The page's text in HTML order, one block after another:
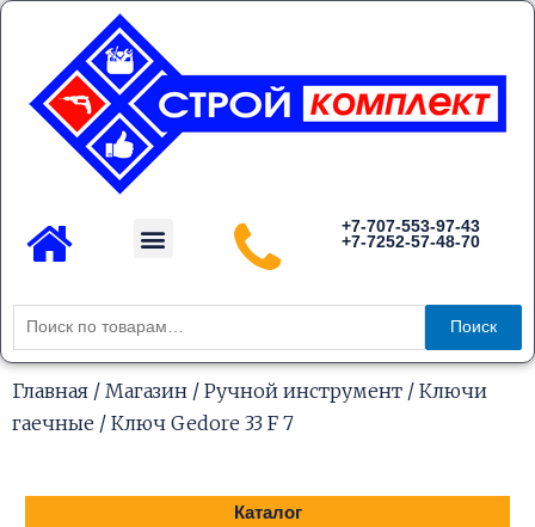
Перейти
содержимому
Menu
+7-707-553-97-43
+7-7252-57-48-70
Искать:
Поиск
Главная / Магазин / Ручной инструмент / Ключи
гаечные / Ключ Gedore 33 F 7
Каталог